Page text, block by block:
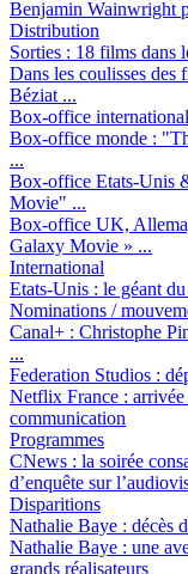
Benjamin Wainwright
Distribution
Sorties : 18 films dans
Dans les coulisses des
Béziat ...
Box-office international
Box-office monde :
...
Box-office Etats-Unis
Movie" ...
Box-office UK,
Galaxy Movie » ...
International
Etats-Unis : le géant
Nominations /
Canal+ : Christophe
...
Federation Studios :
Netflix France :
communication
Programmes
CNews : la soirée
d’enquête sur
Disparitions
Nathalie Baye : décès
Nathalie Baye : une
grands réalisateurs